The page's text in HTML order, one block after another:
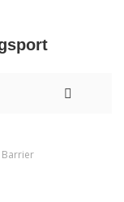
Barrier